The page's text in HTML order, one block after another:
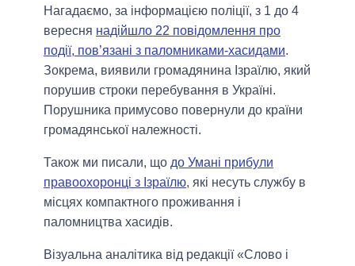
Нагадаємо, за інформацією поліції, з 1 до 4
вересня надійшло 22 повідомлення про
події, пов’язані з паломниками-хасидами.
Зокрема, виявили громадянина Ізраїлю, який
порушив строки перебування в Україні.
Порушника примусово повернули до країни
громадянської належності.
Також ми писали, що до Умані прибули
правоохоронці з Ізраїлю, які несуть службу в
місцях компактного проживання і
паломництва хасидів.
Візуальна аналітика від редакції «Слово і